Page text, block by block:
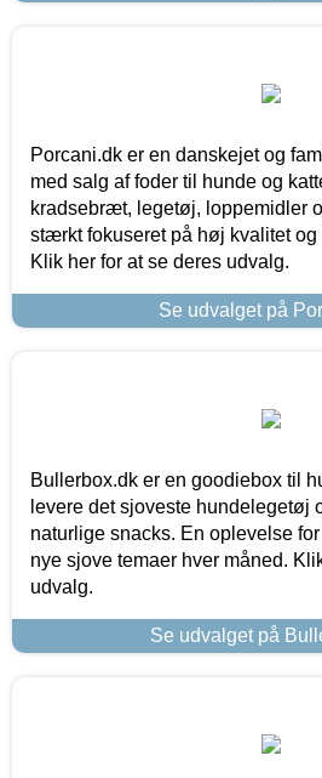
Porcani.dk er en danskejet og
med salg af foder til hunde og
kradsebræt, legetøj, loppemidler
stærkt fokuseret på høj kvalitet og
Klik her for at se deres udvalg.
Se udvalget på
Bullerbox.dk er en goodiebox til
levere det sjoveste hundelegetøj
naturlige snacks. En oplevelse
nye sjove temaer hver måned.
udvalg.
Se udvalget på